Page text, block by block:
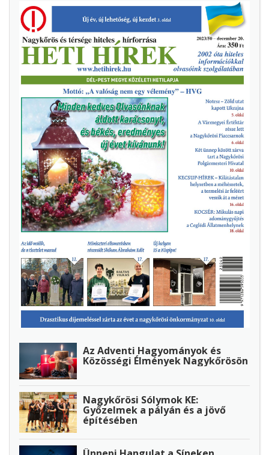
Az Adventi Hagyományok és
Közösségi Élmények Nagykőrösön
Nagykőrösi Sólymok KE:
Győzelmek a pályán és a jövő
építésében